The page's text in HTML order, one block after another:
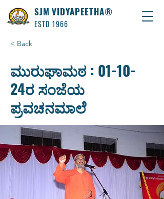
SJM VIDYAPEETHA®
ESTD 1966
< Back
ಮುರುಘಾಮಠ : 01-10-
24ರ ಸಂಜೆಯ
ಪ್ರವಚನಮಾಲೆ